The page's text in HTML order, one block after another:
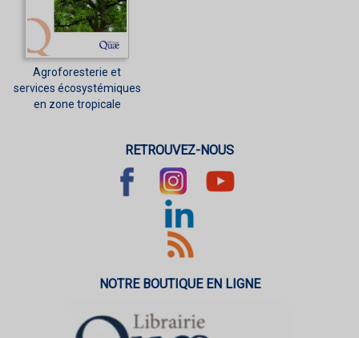
Agroforesterie et
services écosystémiques
en zone tropicale
RETROUVEZ-NOUS
NOTRE BOUTIQUE EN LIGNE